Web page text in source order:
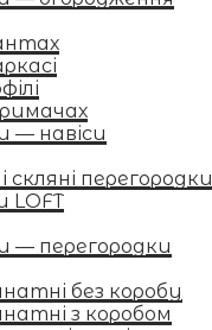
— навіси
скляні перегородки
LOFT
— перегородки
без коробу
з коробом